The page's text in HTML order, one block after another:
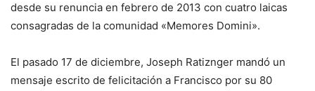
desde su renuncia en febrero de 2013 con cuatro laicas
consagradas de la comunidad «Memores Domini».
El pasado 17 de diciembre, Joseph Ratiznger mandó un
mensaje escrito de felicitación a Francisco por su 80